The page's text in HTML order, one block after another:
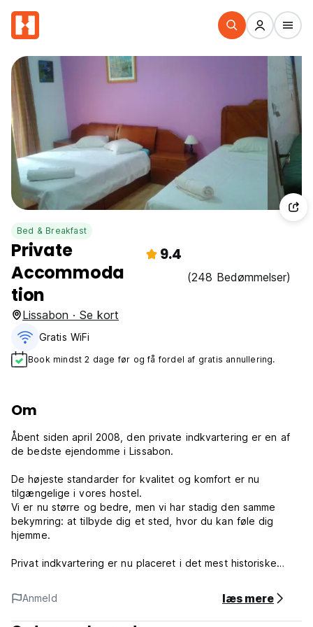
Bed & Breakfast
Private
Accommoda
tion
9.4
(248 Bedømmelser)
Lissabon · Se kort
Gratis WiFi
Book mindst 2 dage før og få fordel af gratis annullering.
Om
Åbent siden april 2008, den private indkvartering er en af ​​
de bedste ejendomme i Lissabon.
De højeste standarder for kvalitet og komfort er nu
tilgængelige i vores hostel.
Vi er nu større og bedre, men vi har stadig den samme
bekymring: at tilbyde dig et sted, hvor du kan føle dig
hjemme.
Privat indkvartering er nu placeret i det mest historiske
terrasser, butikker, supermarkeder, turistinformationssteder
og meget mere...
Anmeld læs mere